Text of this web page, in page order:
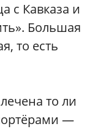
с Кавказа и
Большая
то есть
то ли
—